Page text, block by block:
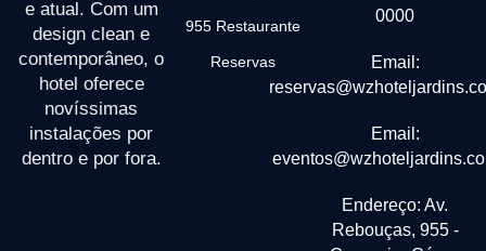
e atual. Com um
design clean e
contemporâneo, o
hotel oferece
novíssimas
instalações por
dentro e por fora.
955 Restaurante
Reservas
0000
Email:
Email:
Endereço: Av.
Rebouças, 955 -